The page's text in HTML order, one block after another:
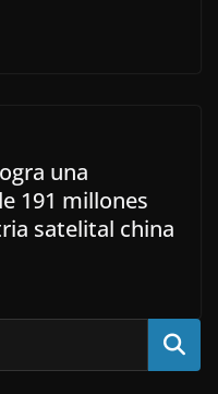
una
191 millones
satelital china
Buscar